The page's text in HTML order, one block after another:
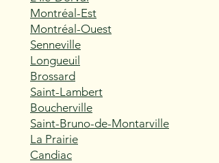
Montréal-Est
Montréal-Ouest
Senneville
Longueuil
Brossard
Saint-Lambert
Boucherville
Saint-Bruno-de-Montarville
La Prairie
Candiac